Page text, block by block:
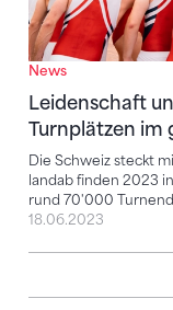
News
Leidenschaft
Turnplätzen im
Die Schweiz steckt
landab finden 2023
rund 70'000
18.06.2023